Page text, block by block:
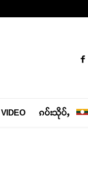
VIDEO ၵပ်းသိုပ်ႇ